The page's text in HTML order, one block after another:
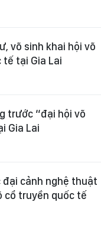
võ sinh khai hội võ
tại Gia Lai
trước “đại hội võ
Gia Lai
đại cảnh nghệ thuật
cổ truyền quốc tế